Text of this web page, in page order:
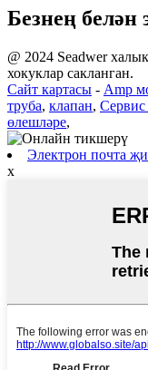
Безнең белән
@ 2024 Seadwer
хокуклар сакланган.
Сайт картасы - Amp
труба, клапан,
өлешләре,
Электрон почта
x